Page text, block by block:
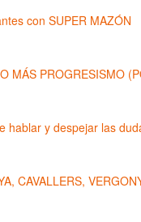
con SUPER MAZÓN
MÁS PROGRESISMO
hablar y despejar las
CAVALLERS,